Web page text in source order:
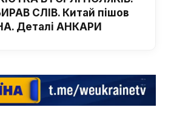
СЛІВ. Китай пішов
Деталі АНКАРИ